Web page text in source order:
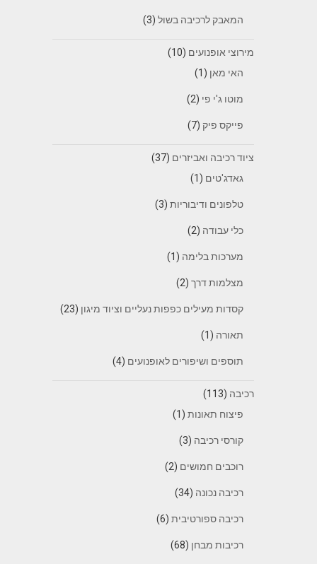
המאבק לרכיבה בשול(3)
מירוצי אופנועים (10)
האי מאן (1)
מוטו ג'י פי (2)
פייקס פיק (7)
ציוד רכיבה ואביזרים (37)
גאדג'טים (1)
טלפונים ודיבוריות(3)
כלי עבודה (2)
מערכות בלימה (1)
מצלמות דרך(2)
קסדות מעילים כפפות נעליים וציוד מיגון (23)
תאורה (1)
תוספים ושיפורים לאופנועים (4)
רכיבה (113)
פיצוח תאונות(1)
קורסי רכיבה (3)
רוכבים חמושים (2)
רכיבה נכונה (34)
רכיבה ספורטיבית(6)
רכיבות מבחן (68)